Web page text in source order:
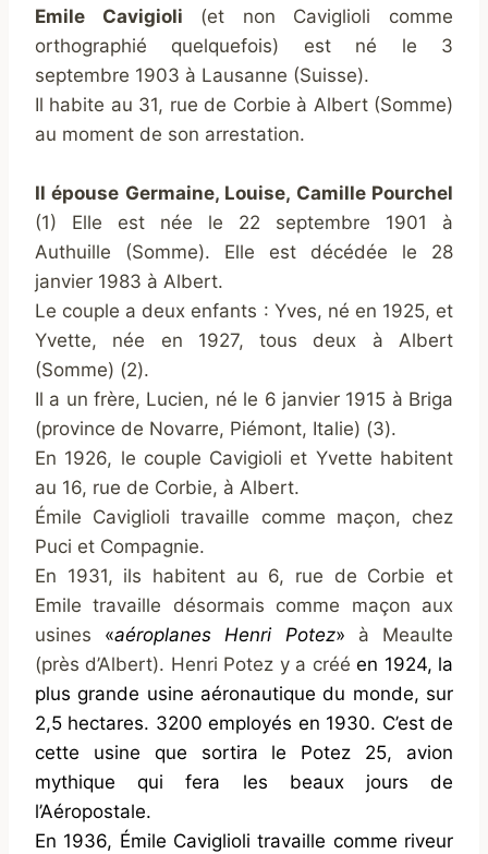
Emile Cavigioli (et non Caviglioli comme
orthographié quelquefois) est né le 3
septembre 1903 à Lausanne (Suisse).
Il habite au 31, rue de Corbie à Albert (Somme)
au moment de son arrestation.
Il épouse Germaine, Louise, Camille Pourchel
(1) Elle est née le 22 septembre 1901 à
Authuille (Somme). Elle est décédée le 28
janvier 1983 à Albert.
Le couple a deux enfants : Yves, né en 1925, et
Yvette, née en 1927, tous deux à Albert
(Somme) (2).
Il a un frère, Lucien, né le 6 janvier 1915 à Briga
(province de Novarre, Piémont, Italie) (3).
En 1926, le couple Cavigioli et Yvette habitent
au 16, rue de Corbie, à Albert.
Émile Caviglioli travaille comme maçon, chez
Puci et Compagnie.
En 1931, ils habitent au 6, rue de Corbie et
Emile travaille désormais comme maçon aux
usines «aéroplanes Henri Potez» à Meaulte
(près d’Albert). Henri Potez y a crééen 1924, la
plus grande usine aéronautique du monde, sur
2,5 hectares. 3200 employés en 1930. C’est de
cette usine que sortira le Potez 25, avion
mythique qui fera les beaux jours de
l’Aéropostale.
En 1936, Émile Caviglioli travaille comme riveur